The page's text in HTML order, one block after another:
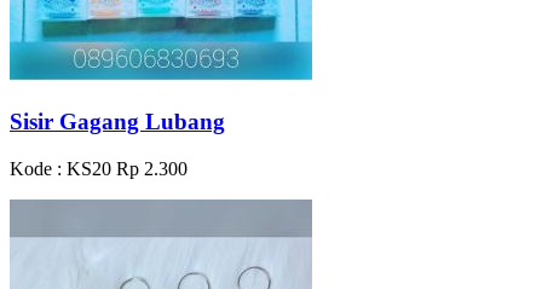
Sisir Gagang Lubang
Kode : KS20 Rp 2.300